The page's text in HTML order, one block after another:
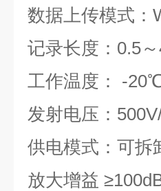
数据上传模式：
记录长度：0.5
工作温度： -
发射电压：
供电模式：可拆
放大增益